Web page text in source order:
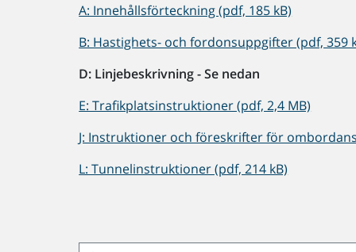
A: Innehållsförteckning (pdf, 185 kB)
B: Hastighets- och fordonsuppgifter (pdf, 359
D: Linjebeskrivning - Se nedan
E: Trafikplatsinstruktioner (pdf, 2,4 MB)
J: Instruktioner och föreskrifter för
L: Tunnelinstruktioner (pdf, 214 kB)